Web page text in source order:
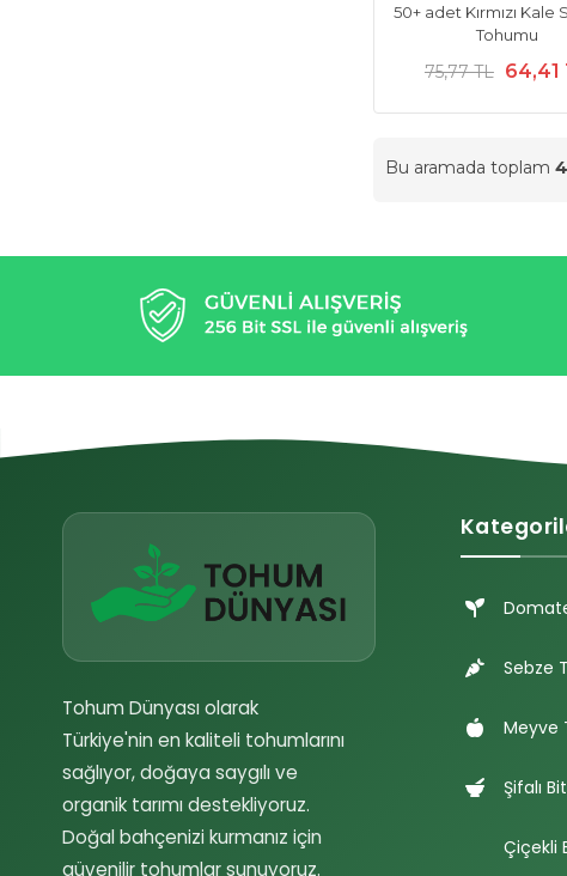
50+ adet Kırmızı Kale
Tohumu
75,77 TL 64,41
Bu aramada toplam 4
Tohum Dünyası olarak
Türkiye'nin en kaliteli tohumlarını
sağlıyor, doğaya saygılı ve
organik tarımı destekliyoruz.
Doğal bahçenizi kurmanız için
güvenilir tohumlar sunuyoruz.
Sebze
Meyve
Şifalı
Çiçekli